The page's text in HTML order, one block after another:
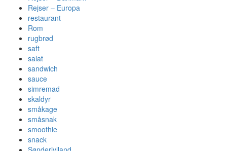
Rejser – Europa
restaurant
Rom
rugbrød
saft
salat
sandwich
sauce
simremad
skaldyr
småkage
småsnak
smoothie
snack